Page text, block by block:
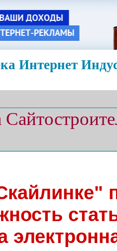
Интернет